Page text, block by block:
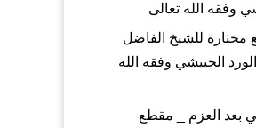
وفقه الله تعالى
مختارة للشيخ الفاضل
الحبيشي وفقه الله
بعد العزم _ مقطع